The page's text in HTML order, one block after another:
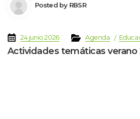
Posted by RBSR
24 junio 2026 Agenda
Actividades temáticas verano